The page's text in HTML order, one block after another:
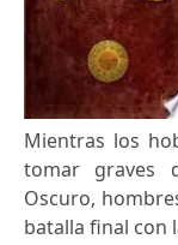
Mientras los
tomar graves
Oscuro,
batalla final con